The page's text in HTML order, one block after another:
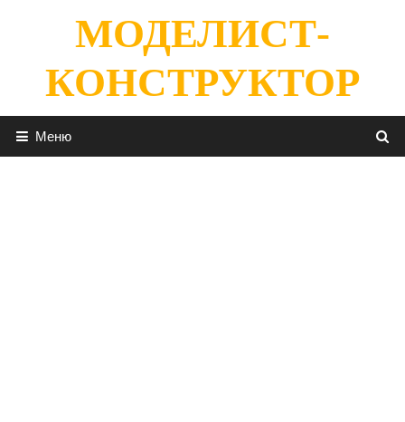
содержимомуМОДЕЛИСТ-
КОНСТРУКТОР
Меню